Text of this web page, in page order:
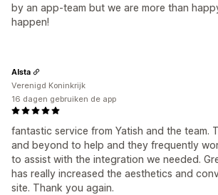
by an app-team but we are more than
happen!
fantastic service from Yatish and the team.
and beyond to help and they frequently
to assist with the integration we needed.
has really increased the aesthetics and
site. Thank you again.
Alsta
Verenigd Koninkrijk
16 dagen gebruiken de app